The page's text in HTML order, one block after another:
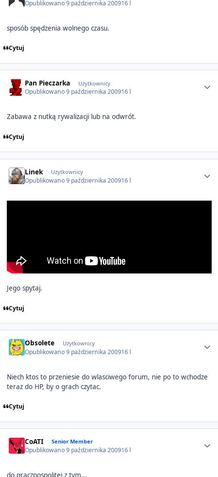
Opublikowano9 października 200916 l
sposób spędzenia wolnego czasu.
Cytuj
Pan Pieczarka Użytkownicy
Opublikowano9 października 200916 l
Zabawa z nutką rywalizacji lub na odwrót.
Cytuj
Linek Użytkownicy
Opublikowano9 października 200916 l
Jego spytaj.
Cytuj
Obsolete Użytkownicy
Opublikowano9 października 200916 l
Niech ktos to przeniesie do wlasciwego forum, nie po to wchodze
teraz do HP, by o grach czytac.
Cytuj
CoATI Senior Member
Opublikowano9 października 200916 l
do graczpospolitej z tym...